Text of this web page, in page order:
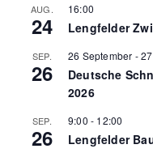
AUG.
24
16:00
Lengfelder
SEP.
26
26 September -
Deutsche
2026
SEP.
26
9:00 - 12:00
Lengfelder